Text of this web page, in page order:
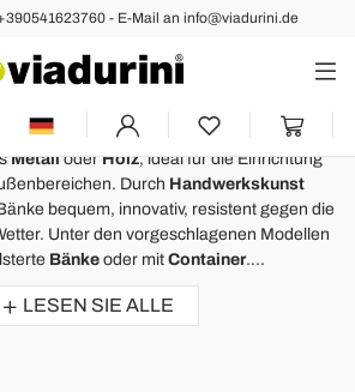
- E-Mail an info@viadurini.de
Bänke, mit einem
Design
MetalloderHolz, ideal für die Einrichtung
Durch Handwerkskunst
bequem, innovativ, resistent gegen die
Unter den vorgeschlagenen Modellen
Bänke oder mit Container....
LESEN SIE ALLE